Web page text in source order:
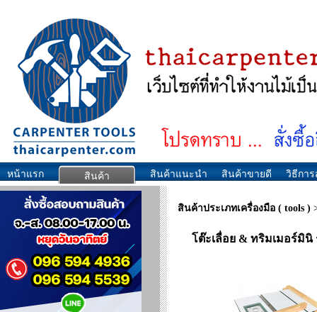
หน้าแรก สินค้า สินค้าแนะนำ สินค้าขายดี วิธีกา
สินค้าประเภทเครื่องมือ ( tools )
โต๊ะเลื่อย & ทริมเมอร์มิ